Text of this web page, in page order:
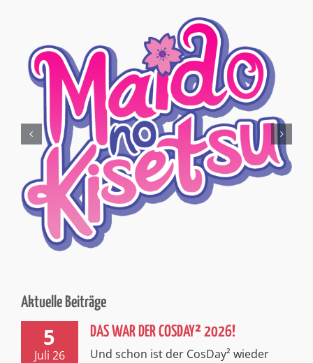
Aktuelle Beiträge
5
Juli 26
DAS WAR DER COSDAY² 2026!
Und schon ist der CosDay² wieder